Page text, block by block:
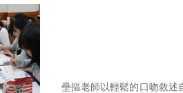
壘摳老師以輕鬆的口吻敘述